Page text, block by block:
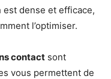
dense et efficace,
l’optimiser.
contact sont
vous permettent de